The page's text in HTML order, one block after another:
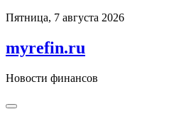
Перейти
содержимому
Пятница, 7 августа 2026
myrefin.ru
Новости финансов